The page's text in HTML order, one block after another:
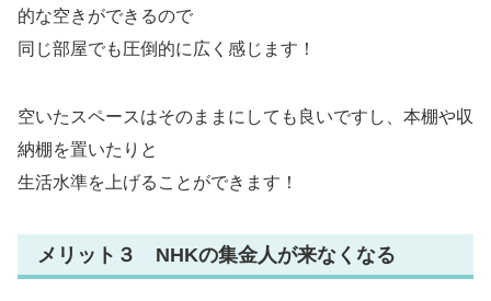
的な空きができるので
同じ部屋でも圧倒的に広く感じます！
空いたスペースはそのままにしても良いですし、本棚や収
納棚を置いたりと
生活水準を上げることができます！
メリット３ NHKの集金人が来なくなる